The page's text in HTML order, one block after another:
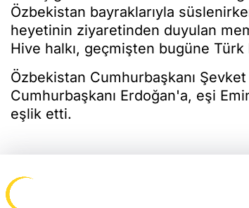
Özbekistan bayraklarıyla
heyetinin ziyaretinden duyulan
Hive halkı, geçmişten bugüne
Özbekistan Cumhurbaşkanı
Cumhurbaşkanı Erdoğan'a, eşi
eşlik etti.